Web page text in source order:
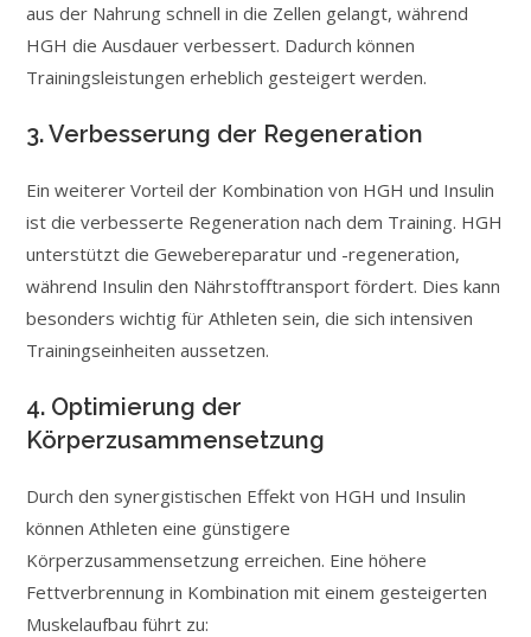
aus der Nahrung schnell in die Zellen gelangt, während
HGH die Ausdauer verbessert. Dadurch können
Trainingsleistungen erheblich gesteigert werden.
3. Verbesserung der Regeneration
Ein weiterer Vorteil der Kombination von HGH und Insulin
ist die verbesserte Regeneration nach dem Training. HGH
unterstützt die Gewebereparatur und -regeneration,
während Insulin den Nährstofftransport fördert. Dies kann
besonders wichtig für Athleten sein, die sich intensiven
Trainingseinheiten aussetzen.
4. Optimierung der
Körperzusammensetzung
Durch den synergistischen Effekt von HGH und Insulin
können Athleten eine günstigere
Körperzusammensetzung erreichen. Eine höhere
Fettverbrennung in Kombination mit einem gesteigerten
Muskelaufbau führt zu: